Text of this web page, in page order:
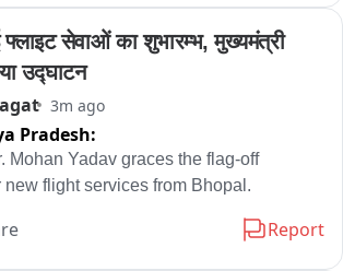
शहरातील प्रत्येक मुख्य मार्गावरून दुचाकीवर
घेतला.. या रॅलीच्या समारोप वेळी अनेकांचा
आला..गेल्या काही दिवसांत नीट  परीक्षांचा गोंधळ
केंद्रीय शिक्षण मंत्री धर्मेंद्र प्रधान यांच्या
करत देशभरातील तरुणाईने मोठे आंदोलन उभारले होते.
असंतोष दूर करून त्यांना पुन्हा पक्षाकडे
या 'तिरंगा रॅली'चे आयोजन प्रत्येक जिल्ह्यात
भावनेच्या माध्यमातून तरुण वर्गाला एकत्र आणत,
फ्लाइट सेवाओं का शुभारम्भ, मुख्यमंत्री
उद्घाटन
3m ago
Pradesh:
Mohan Yadav graces the flag-off
new flight services from Bhopal.
Report